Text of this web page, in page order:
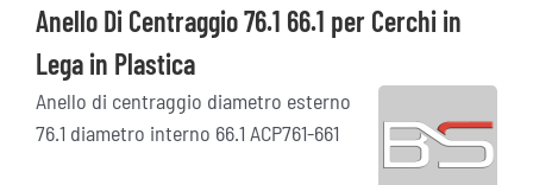
Anello Di Centraggio 76.1 66.1 per Cerchi in
Lega in Plastica
Anello di centraggio diametro esterno
76.1 diametro interno 66.1 ACP761-661